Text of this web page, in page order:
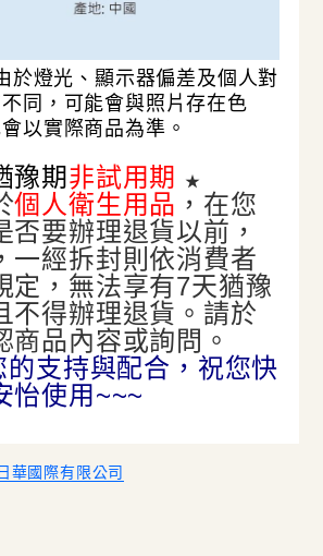
於燈光、顯示器偏差及個人對
同，可能會與照片存在色
以實際商品為準。
豫期非試用期 ★
個人衛生用品 ，在您
否要辦理退貨以前，
一經拆封則依消費者
定，無法享有7天猶豫
不得辦理退貨。 請於
商品內容或詢問。
的支持與配合，祝您快
怡使用~~~
日華國際有限公司